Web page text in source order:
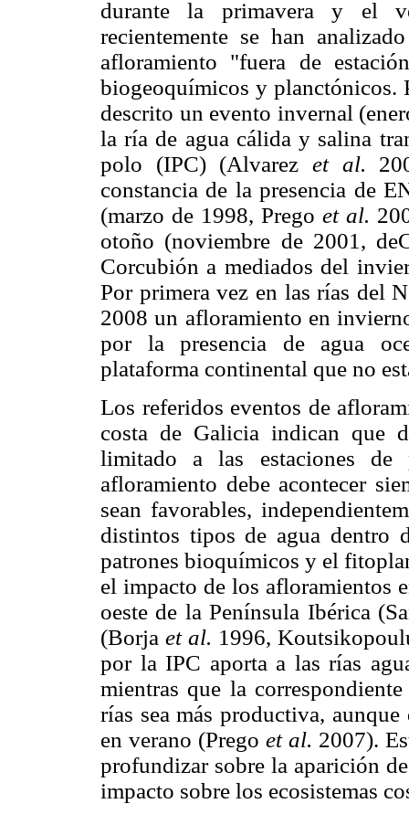
durante la primavera y el
recientemente se han
afloramiento "fuera de
biogeoquímicos y planctónicos.
descrito un evento invernal
la ría de agua cálida y salina
polo (IPC) (Alvarez et al.
constancia de la presencia de
(marzo de 1998, Prego et al.
otoño (noviembre de 2001,
Corcubión a mediados del
Por primera vez en las rías del
2008 un afloramiento en
por la presencia de agua
plataforma continental que no
Los referidos eventos de
costa de Galicia indican que
limitado a las estaciones
afloramiento debe acontecer
sean favorables,
distintos tipos de agua dentro
patrones bioquímicos y el
el impacto de los afloramientos
oeste de la Península Ibérica
(Borja et al. 1996,
por la IPC aporta a las rías
mientras que la
rías sea más productiva,
en verano (Prego et al. 2007).
profundizar sobre la aparición
impacto sobre los ecosistemas